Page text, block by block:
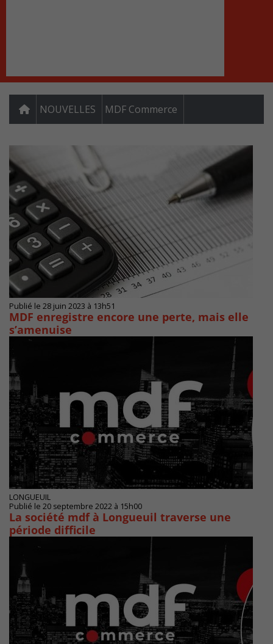
NOUVELLES MDF Commerce
Publié le 28 juin 2023 à 13h51
MDF enregistre encore une perte, mais elle
s’amenuise
LONGUEUIL
Publié le 20 septembre 2022 à 15h00
La société mdf à Longueuil traverse une
période difficile